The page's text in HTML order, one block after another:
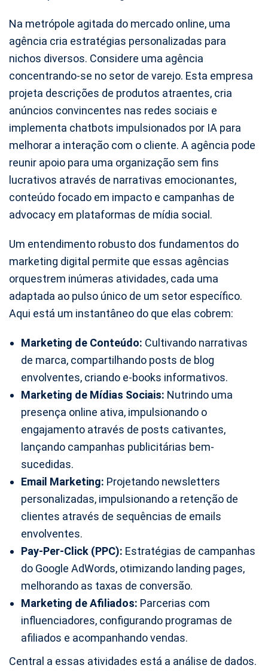
Na metrópole agitada do mercado online, uma
agência cria estratégias personalizadas para
nichos diversos. Considere uma agência
concentrando-se no setor de varejo. Esta empresa
projeta descrições de produtos atraentes, cria
anúncios convincentes nas redes sociais e
implementa chatbots impulsionados por IA para
melhorar a interação com o cliente. A agência pode
reunir apoio para uma organização sem fins
lucrativos através de narrativas emocionantes,
conteúdo focado em impacto e campanhas de
advocacy em plataformas de mídia social.
Um entendimento robusto dos fundamentos do
marketing digital permite que essas agências
orquestrem inúmeras atividades, cada uma
adaptada ao pulso único de um setor específico.
Aqui está um instantâneo do que elas cobrem:
Marketing de Conteúdo: Cultivando narrativas
de marca, compartilhando posts de blog
envolventes, criando e-books informativos.
Marketing de Mídias Sociais: Nutrindo uma
presença online ativa, impulsionando o
engajamento através de posts cativantes,
lançando campanhas publicitárias bem-
sucedidas.
Email Marketing: Projetando newsletters
personalizadas, impulsionando a retenção de
clientes através de sequências de emails
envolventes.
Pay-Per-Click (PPC): Estratégias de campanhas
do Google AdWords, otimizando landing pages,
melhorando as taxas de conversão.
Marketing de Afiliados: Parcerias com
influenciadores, configurando programas de
afiliados e acompanhando vendas.
Central a essas atividades está a análise de dados.